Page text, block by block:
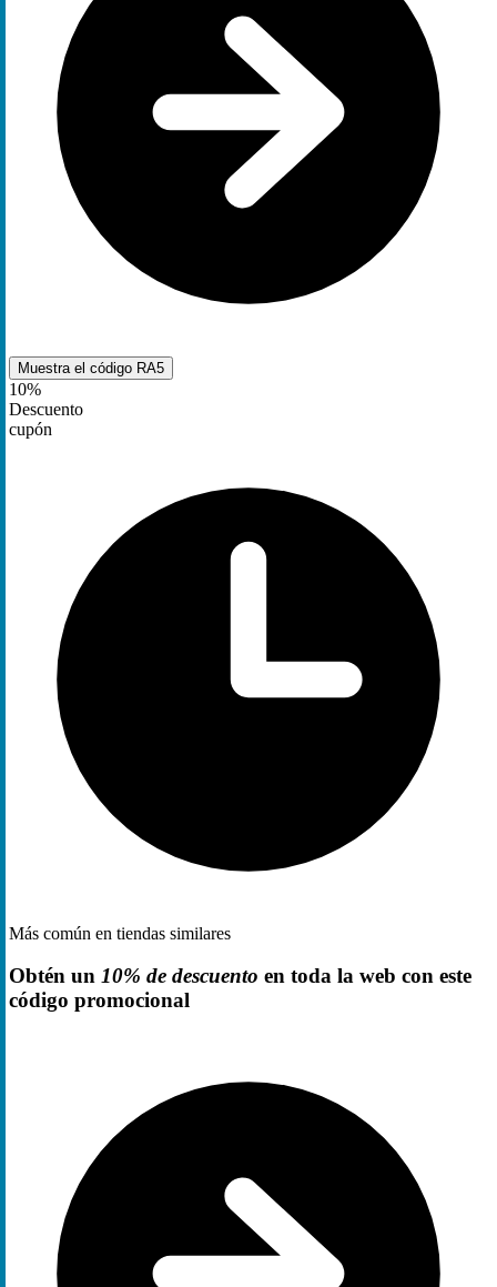
Muestra el código RA5
10%
Descuento
cupón
Más común en tiendas similares
Obtén un 10% de descuento en toda la web con este
código promocional